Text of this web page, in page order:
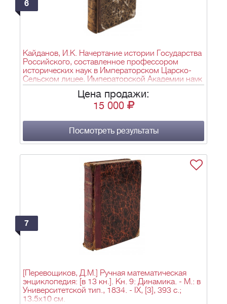
6
Кайданов, И.К. Начертание истории Государства
Российского, составленное профессором
исторических наук в Императорском Царско-
Сельском лицее, Императорской Академии наук
корреспондентом, статским советником и
кавалером Иваном Кайдановым. - 2-е изд., испр.
- СПб.: у книгопродавца Ивана Селина; тип. Деп.
21,5х14 см.
Цена продажи:
15 000
Посмотреть результаты
7
[Перевощиков, Д.М.] Ручная математическая
энциклопедия: [в 13 кн.]. Кн. 9: Динамика. - М.: в
Университетской тип., 1834. - IX, [3], 393 с.;
13,5х10 см.